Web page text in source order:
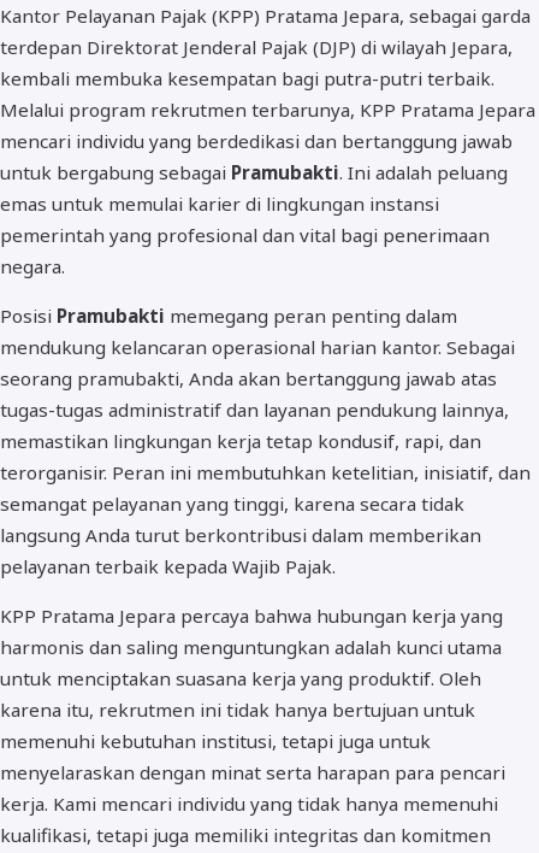
Kantor Pelayanan Pajak (KPP) Pratama Jepara, sebagai garda
terdepan Direktorat Jenderal Pajak (DJP) di wilayah Jepara,
kembali membuka kesempatan bagi putra-putri terbaik.
Melalui program rekrutmen terbarunya, KPP Pratama Jepara
mencari individu yang berdedikasi dan bertanggung jawab
untuk bergabung sebagai Pramubakti. Ini adalah peluang
emas untuk memulai karier di lingkungan instansi
pemerintah yang profesional dan vital bagi penerimaan
negara.
Posisi Pramubakti memegang peran penting dalam
mendukung kelancaran operasional harian kantor. Sebagai
seorang pramubakti, Anda akan bertanggung jawab atas
tugas-tugas administratif dan layanan pendukung lainnya,
memastikan lingkungan kerja tetap kondusif, rapi, dan
terorganisir. Peran ini membutuhkan ketelitian, inisiatif, dan
semangat pelayanan yang tinggi, karena secara tidak
langsung Anda turut berkontribusi dalam memberikan
pelayanan terbaik kepada Wajib Pajak.
KPP Pratama Jepara percaya bahwa hubungan kerja yang
harmonis dan saling menguntungkan adalah kunci utama
untuk menciptakan suasana kerja yang produktif. Oleh
karena itu, rekrutmen ini tidak hanya bertujuan untuk
memenuhi kebutuhan institusi, tetapi juga untuk
menyelaraskan dengan minat serta harapan para pencari
kerja. Kami mencari individu yang tidak hanya memenuhi
kualifikasi, tetapi juga memiliki integritas dan komitmen